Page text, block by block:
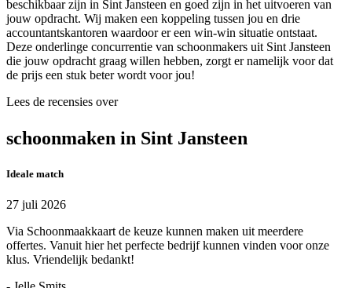
beschikbaar zijn in Sint Jansteen en goed zijn in het uitvoeren van
jouw opdracht. Wij maken een koppeling tussen jou en drie
accountantskantoren waardoor er een win-win situatie ontstaat.
Deze onderlinge concurrentie van schoonmakers uit Sint Jansteen
die jouw opdracht graag willen hebben, zorgt er namelijk voor dat
de prijs een stuk beter wordt voor jou!
Lees de recensies over
schoonmaken in Sint Jansteen
Ideale match
27 juli 2026
Via Schoonmaakkaart de keuze kunnen maken uit meerdere
offertes. Vanuit hier het perfecte bedrijf kunnen vinden voor onze
klus. Vriendelijk bedankt!